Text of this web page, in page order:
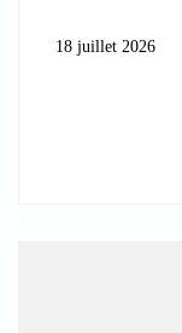
18 juillet 2026